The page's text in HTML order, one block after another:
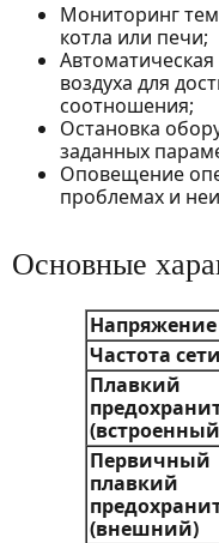
Мониторинг
котла или печи;
воздуха для
соотношения;
Остановка
заданных
Оповещение
проблемах и
Основные
Напряжение
Частота сети
Плавкий
Первичный
плавкий
(внешний)